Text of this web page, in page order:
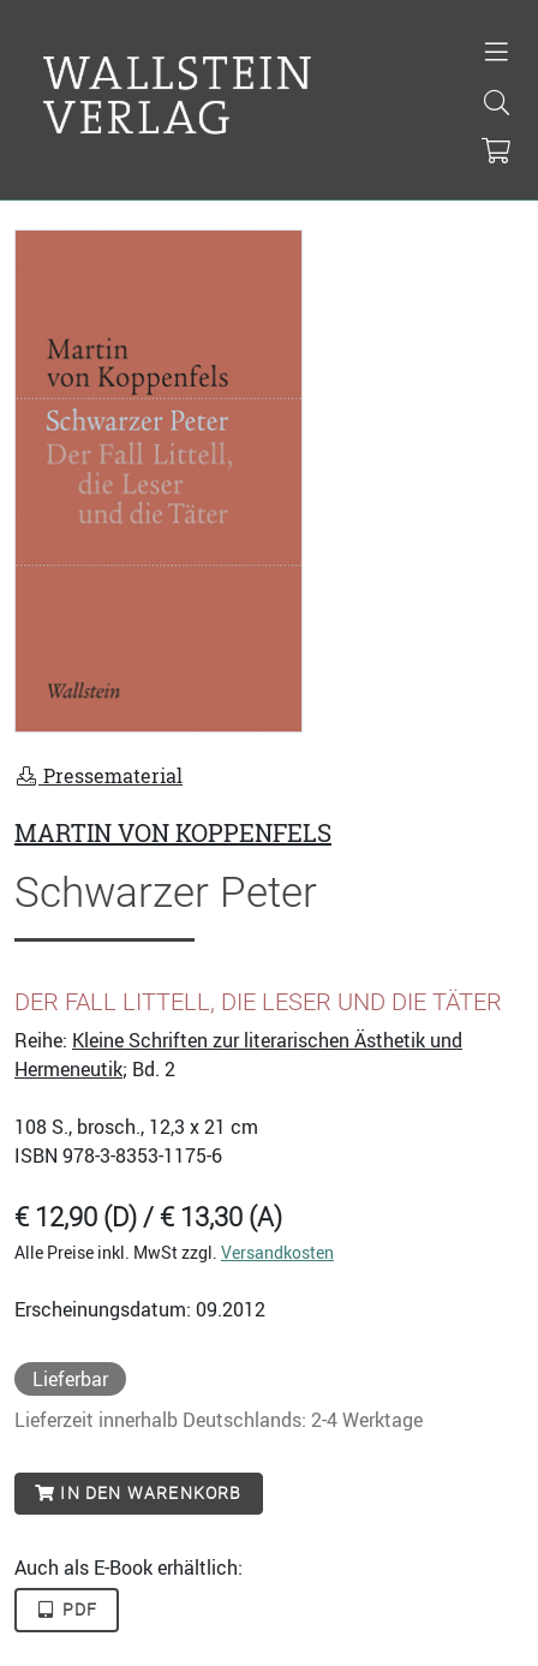
Pressematerial
MARTIN VON KOPPENFELS
Schwarzer Peter
DER FALL LITTELL, DIE LESER UND DIE TÄTER
Reihe: Kleine Schriften zur literarischen Ästhetik und
Hermeneutik; Bd. 2
108 S., brosch., 12,3 x 21 cm
ISBN 978-3-8353-1175-6
€ 12,90 (D) / € 13,30 (A)
Alle Preise inkl. MwSt zzgl. Versandkosten
Erscheinungsdatum: 09.2012
Lieferbar
Lieferzeit innerhalb Deutschlands: 2-4 Werktage
IN DEN WARENKORB
Auch als E-Book erhältlich:
PDF